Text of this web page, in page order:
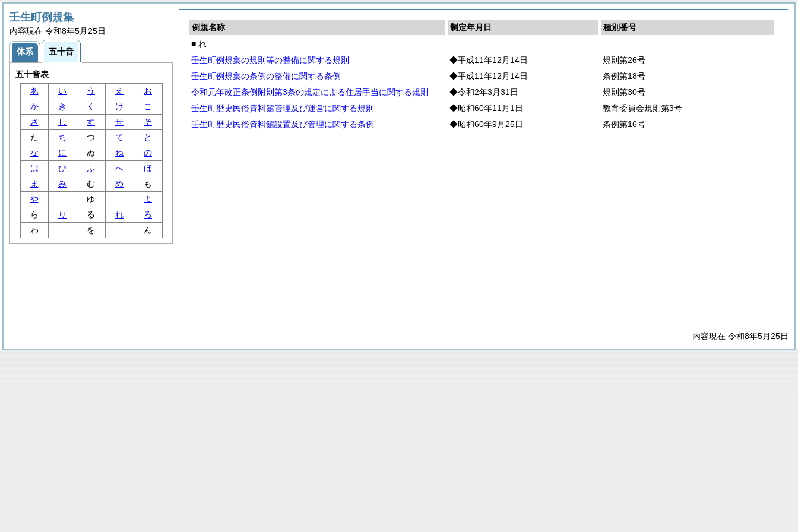
例規名称 制定年月日
種別番号
■ れ
壬生町例規集の規則等の整備に関する規則
◆平成11年12月14日
規則第26号
壬生町例規集の条例の整備に関する条例
◆平成11年12月14日
条例第18号
令和元年改正条例附則第3条の規定による住居手当に関する規則
◆令和2年3月31日
規則第30号
壬生町歴史民俗資料館管理及び運営に関する規則
◆昭和60年11月1日
教育委員会規則第3号
壬生町歴史民俗資料館設置及び管理に関する条例
◆昭和60年9月25日 条例第16号
内容現在 令和8年5月25日
壬生町例規集
内容現在 令和8年5月25日
体系 五十音
五十音表
あ
い う え
お
か
き く け
こ
さ
し す せ
そ
た
ち つ て
と
な
に ぬ ね
の
は
ひ ふ へ
ほ
ま
み む め
も
や
ゆ
よ
ら
り る れ
ろ
わ
を ん